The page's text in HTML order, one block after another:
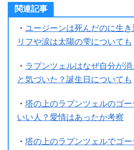
関連記事
・ ユージーンは死んだのに生
リフや涙は太陽の雫についても
・ ラプンツェルはなぜ自分が
と気づいた？誕生日についても
・ 塔の上のラプンツェルのゴー
いい人？愛情はあったか考察
・ 塔の上のラプンツェルでゴ